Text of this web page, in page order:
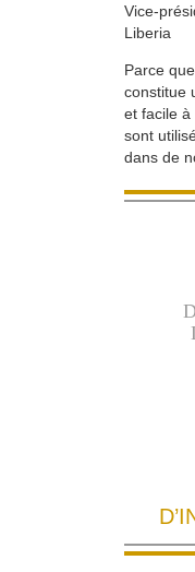
Vice-
Liberia
Parce
constitue
et facile à
sont
dans de